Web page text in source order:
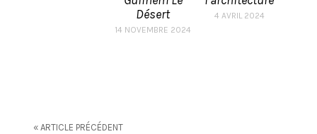
Désert
14 NOVEMBRE 2024
4 AVRIL 2024
« ARTICLE PRÉCÉDENT